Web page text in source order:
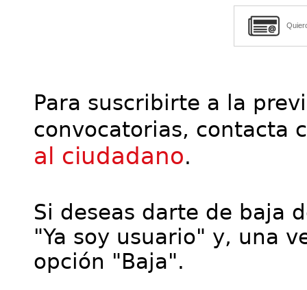
Para suscribirte a la
convocatorias, contacta
al ciudadano.
Si deseas darte de baja
"Ya soy usuario" y, una
opción "Baja".